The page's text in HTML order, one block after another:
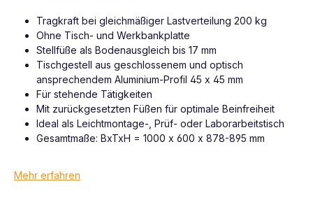
Tragkraft bei gleichmäßiger Lastverteilung 200 kg
Ohne Tisch- und Werkbankplatte
Stellfüße als Bodenausgleich bis 17 mm
Tischgestell aus geschlossenem und optisch
ansprechendem Aluminium-Profil 45 x 45 mm
Für stehende Tätigkeiten
Mit zurückgesetzten Füßen für optimale Beinfreiheit
Ideal als Leichtmontage-, Prüf- oder Laborarbeitstisch
Gesamtmaße: BxTxH = 1000 x 600 x 878-895 mm
Mehr erfahren